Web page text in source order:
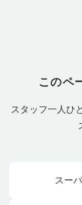
このペ
スタッフ一人ひ
スー